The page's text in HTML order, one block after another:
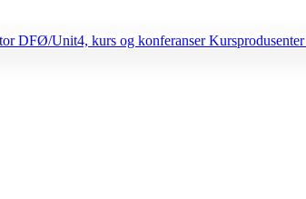
DFØ/Unit4, kurs og konferanser Kursprodusenter